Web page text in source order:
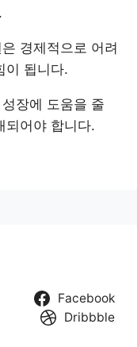
경제적으로 어려
이 됩니다.
장에 도움을 줄
되어야 합니다.
Facebook
Dribbble